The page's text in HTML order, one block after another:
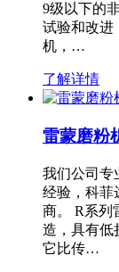
9级以下的
试验和改进
机，…
了解详情
雷蒙磨粉
我们公司专
经验，科菲
商。 R系列
造，具有低
它比传…